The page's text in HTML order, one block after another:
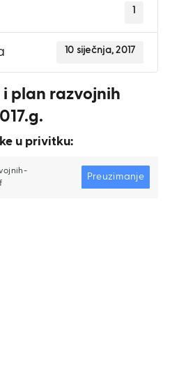
1
10 siječnja, 2017
i plan razvojnih
u privitku:
Preuzimanje